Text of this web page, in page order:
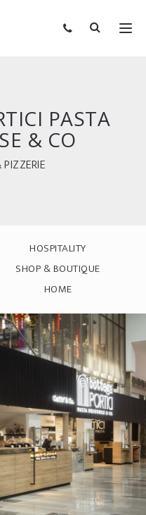
PASTA
& CO
HOSPITALITY
SHOP & BOUTIQUE
HOME